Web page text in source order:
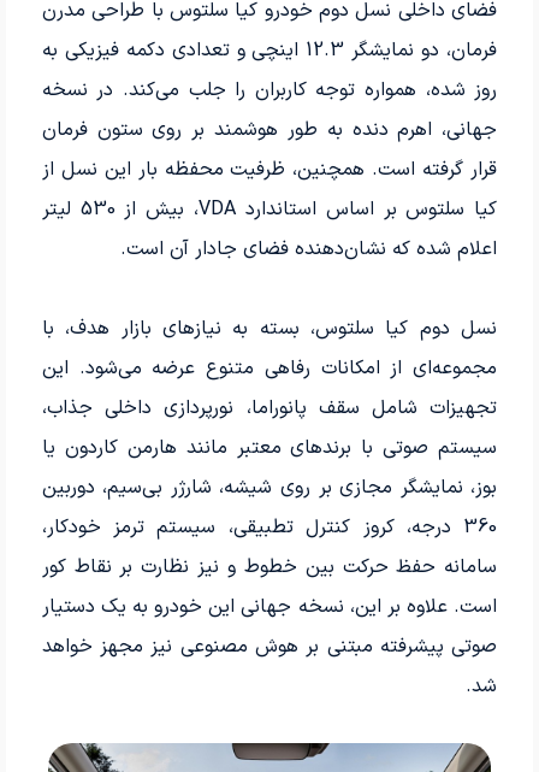
فضای داخلی نسل دوم خودرو کیا سلتوس با طراحی مدرن
فرمان، دو نمایشگر 12.3 اینچی و تعدادی دکمه فیزیکی به
روز شده، همواره توجه کاربران را جلب می‌کند. در نسخه
جهانی، اهرم دنده به طور هوشمند بر روی ستون فرمان
قرار گرفته است. همچنین، ظرفیت محفظه بار این نسل از
کیا سلتوس بر اساس استاندارد VDA، بیش از 530 لیتر
اعلام شده که نشان‌دهنده فضای جادار آن است.
نسل دوم کیا سلتوس، بسته به نیازهای بازار هدف، با
مجموعه‌ای از امکانات رفاهی متنوع عرضه می‌شود. این
تجهیزات شامل سقف پانوراما، نورپردازی داخلی جذاب،
سیستم صوتی با برندهای معتبر مانند هارمن کاردون یا
بوز، نمایشگر مجازی بر روی شیشه، شارژر بی‌سیم، دوربین
360 درجه، کروز کنترل تطبیقی، سیستم ترمز خودکار،
سامانه حفظ حرکت بین خطوط و نیز نظارت بر نقاط کور
است. علاوه بر این، نسخه جهانی این خودرو به یک دستیار
صوتی پیشرفته مبتنی بر هوش مصنوعی نیز مجهز خواهد
شد.